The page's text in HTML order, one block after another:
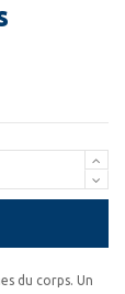
du corps. Un